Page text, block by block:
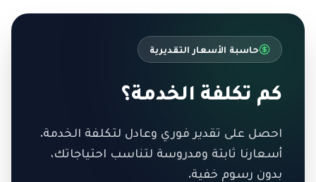
حاسبة الأسعار التقديرية
كم تكلفة الخدمة؟
احصل على تقدير فوري وعادل لتكلفة الخدمة.
أسعارنا ثابتة ومدروسة لتناسب احتياجاتك،
بدون رسوم خفية.